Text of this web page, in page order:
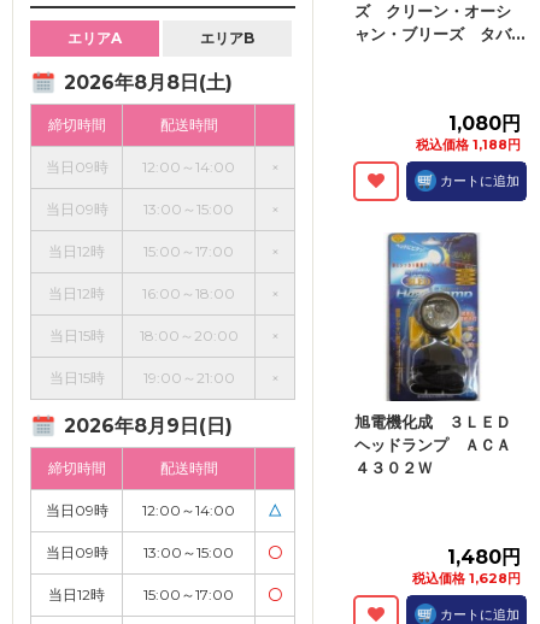
エリアA エリアB
2026年8月8日(土)
締切時間 配送時間
当日09時 12:00～14:00 ×
当日09時 13:00～15:00 ×
当日12時 15:00～17:00 ×
当日12時 16:00～18:00 ×
当日15時 18:00～20:00 ×
当日15時 19:00～21:00 ×
2026年8月9日(日)
締切時間 配送時間
当日09時 12:00～14:00 △
当日09時 13:00～15:00 〇
当日12時 15:00～17:00 〇
ズ クリーン・オーシ
ャン・ブリーズ タバ...
1,080円
税込価格 1,188円
カートに追加
旭電機化成 ３ＬＥＤ
ヘッドランプ ＡＣＡ
４３０２Ｗ
1,480円
税込価格 1,628円
カートに追加